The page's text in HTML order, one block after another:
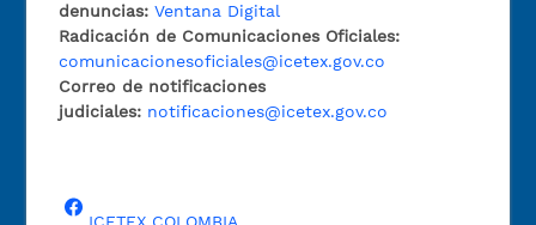
denuncias: Ventana Digital
Radicación de Comunicaciones Oficiales:
comunicacionesoficiales@icetex.gov.co
Correo de notificaciones
judiciales: notificaciones@icetex.gov.co